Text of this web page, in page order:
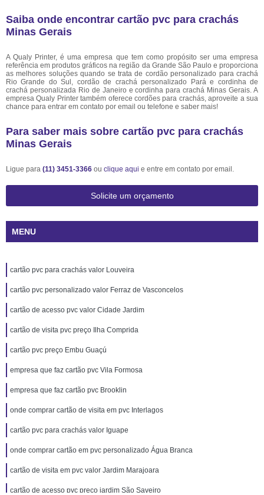
Saiba onde encontrar cartão pvc para crachás
Minas Gerais
A Qualy Printer, é uma empresa que tem como propósito ser uma empresa
referência em produtos gráficos na região da Grande São Paulo e proporciona
as melhores soluções quando se trata de cordão personalizado para crachá
Rio Grande do Sul, cordão de crachá personalizado Pará e cordinha de
crachá personalizada Rio de Janeiro e cordinha para crachá Minas Gerais. A
empresa Qualy Printer também oferece cordões para crachás, aproveite a sua
chance para entrar em contato por email ou telefone e saber mais!
Para saber mais sobre cartão pvc para crachás
Minas Gerais
Ligue para (11) 3451-3366 ou clique aqui e entre em contato por email.
Solicite um orçamento
MENU
cartão pvc para crachás valor Louveira
cartão pvc personalizado valor Ferraz de Vasconcelos
cartão de acesso pvc valor Cidade Jardim
cartão de visita pvc preço Ilha Comprida
cartão pvc preço Embu Guaçú
empresa que faz cartão pvc Vila Formosa
empresa que faz cartão pvc Brooklin
onde comprar cartão de visita em pvc Interlagos
cartão pvc para crachás valor Iguape
onde comprar cartão em pvc personalizado Água Branca
cartão de visita em pvc valor Jardim Marajoara
cartão de acesso pvc preço jardim São Saveiro